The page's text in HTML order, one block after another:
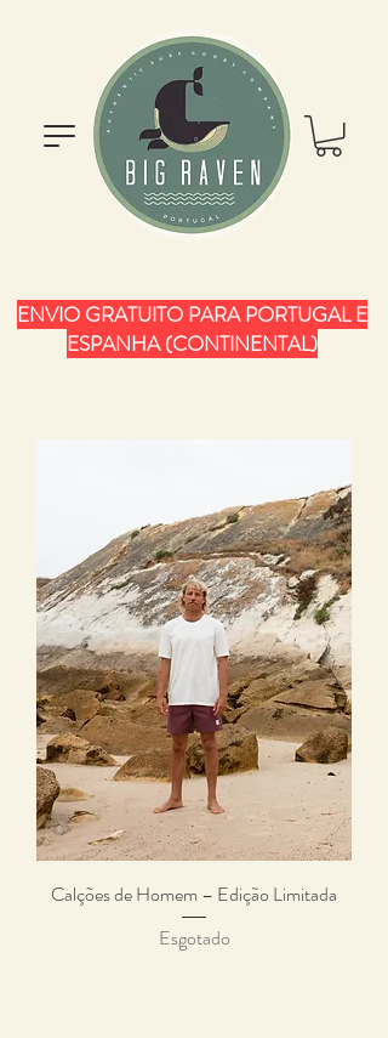
ENVIO GRATUITO PARA PORTUGAL E
ESPANHA (CONTINENTAL)
Calções de Homem – Edição Limitada
Esgotado